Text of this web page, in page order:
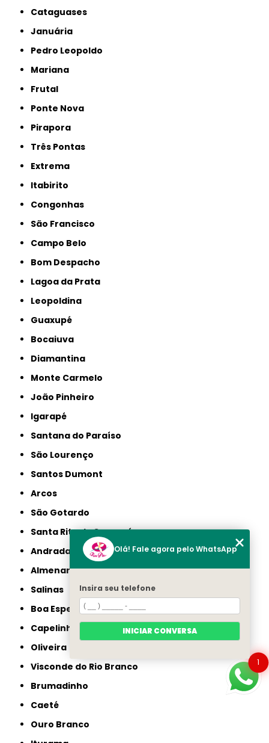
Cataguases
Januária
Pedro Leopoldo
Mariana
Frutal
Ponte Nova
Pirapora
Três Pontas
Extrema
Itabirito
Congonhas
São Francisco
Campo Belo
Bom Despacho
Lagoa da Prata
Leopoldina
Guaxupé
Bocaiuva
Diamantina
Monte Carmelo
João Pinheiro
Igarapé
Santana do Paraíso
São Lourenço
Santos Dumont
Arcos
São Gotardo
Santa Rita do Sapucaí
Andradas
Almenara
Salinas
Boa Esperança
Capelinha
Oliveira
Visconde do Rio Branco
Brumadinho
Caeté
Ouro Branco
1
Olá! Fale agora pelo WhatsApp
Insira seu telefone
INICIAR CONVERSA